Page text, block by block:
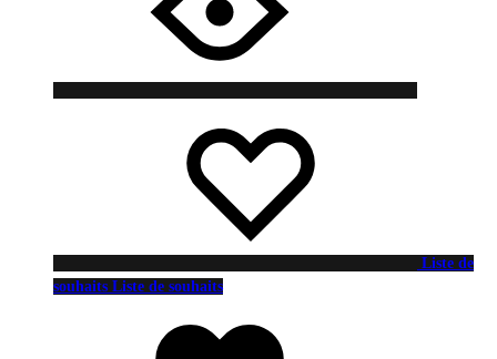
Liste de
souhaits Liste de souhaits